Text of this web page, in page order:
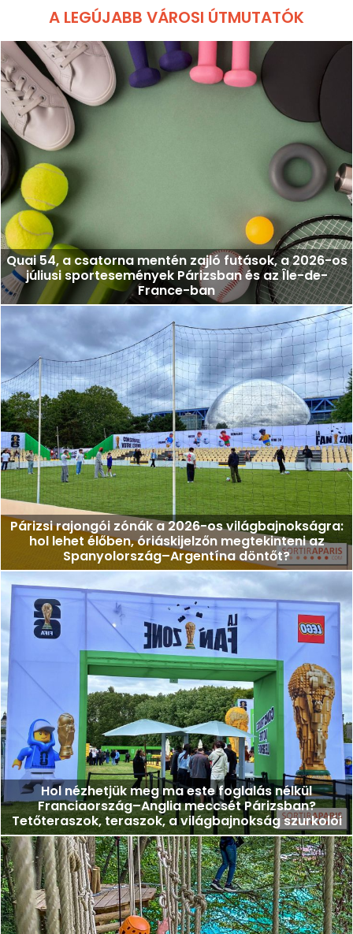
A LEGÚJABB VÁROSI ÚTMUTATÓK
Quai 54, a csatorna mentén zajló futások, a 2026-os
júliusi sportesemények Párizsban és az Île-de-
France-ban
Párizsi rajongói zónák a 2026-os világbajnokságra:
hol lehet élőben, óriáskijelzőn megtekinteni az
Spanyolország–Argentína döntőt?
Hol nézhetjük meg ma este foglalás nélkül
Franciaország–Anglia meccsét Párizsban?
Tetőteraszok, teraszok, a világbajnokság szurkolói
zónái